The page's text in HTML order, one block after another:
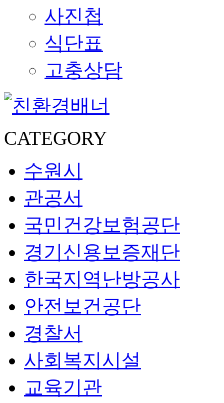
사진첩
식단표
고충상담
CATEGORY
수원시
관공서
국민건강보험공단
경기신용보증재단
한국지역난방공사
안전보건공단
경찰서
사회복지시설
교육기관